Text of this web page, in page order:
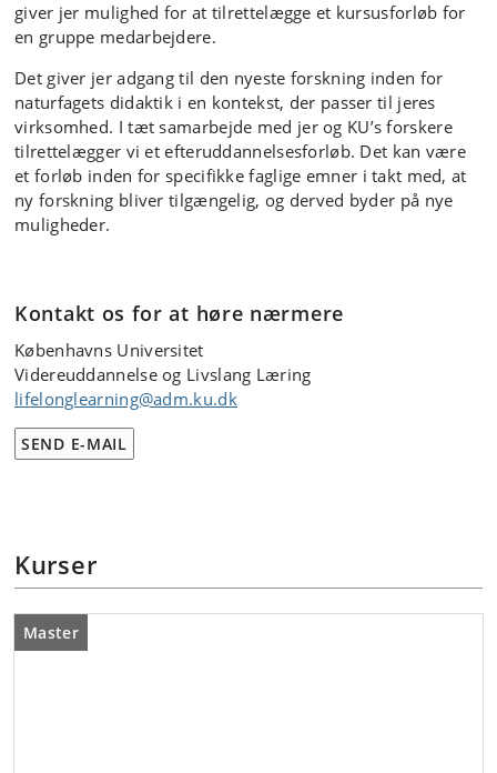
giver jer mulighed for at tilrettelægge et kursusforløb for
en gruppe medarbejdere.
Det giver jer adgang til den nyeste forskning inden for
naturfagets didaktik i en kontekst, der passer til jeres
virksomhed. I tæt samarbejde med jer og KU’s forskere
tilrettelægger vi et efteruddannelsesforløb. Det kan være
et forløb inden for specifikke faglige emner i takt med, at
ny forskning bliver tilgængelig, og derved byder på nye
muligheder.
Kontakt os for at høre nærmere
Københavns Universitet
Videreuddannelse og Livslang Læring
lifelonglearning@adm.ku.dk
SEND E-MAIL
Kurser
Master